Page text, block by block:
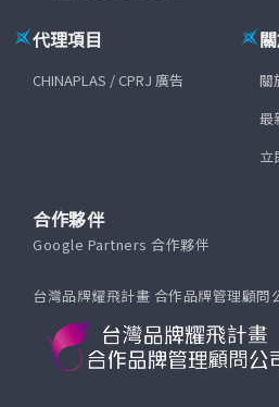
代理項目
CHINAPLAS / CPRJ 廣告
關
最
立
合作夥伴
Google Partners 合作夥伴
台灣品牌耀飛計畫 合作品牌管理顧問